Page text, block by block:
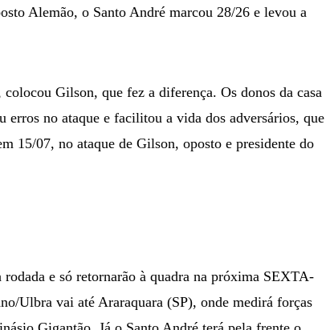
Alemão, o Santo André marcou 28/26 e levou a
Gilson, que fez a diferença. Os donos da casa
no ataque e facilitou a vida dos adversários, que
15/07, no ataque de Gilson, oposto e presidente do
e só retornarão à quadra na próxima SEXTA-
Ulbra vai até Araraquara (SP), onde medirá forças